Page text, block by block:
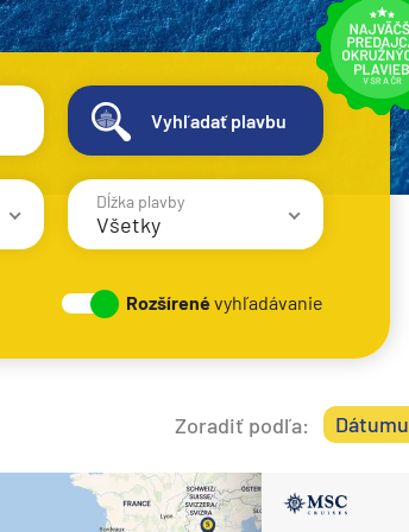
Vyhľadať plavbu
Dĺžka plavby
Všetky
4 - 6 nocí
13 - 16 nocí
> 17 nocí
Rozšírenévyhľadávanie
Zoradiť podľa: Dátumu